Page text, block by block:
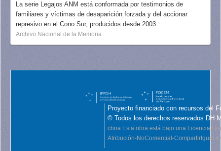
La serie Legajos ANM está conformada por testimonios de
familiares y víctimas de desaparición forzada y del accionar
represivo en el Cono Sur, producidos desde 2003.
Archivo Nacional de la Memoria
Proyecto financiado con recursos del
© Todos los derechos reservados DH
cbna Esta obra está bajo una Licencia
Atribución-NoComercial-CompartirIgual